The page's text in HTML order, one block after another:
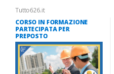
Tutto626.it
CORSO IN FORMAZIONE
PARTECIPATA PER
PREPOSTO